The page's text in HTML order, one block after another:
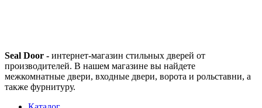
Seal Door - интернет-магазин стильных дверей от
производителей. В нашем магазине вы найдете
межкомнатные двери, входные двери, ворота и рольставни, а
также фурнитуру.